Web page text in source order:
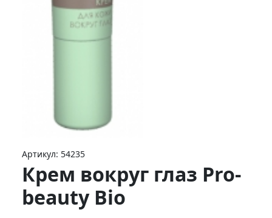
Артикул: 54235
Крем вокруг глаз Pro-
beauty Bio